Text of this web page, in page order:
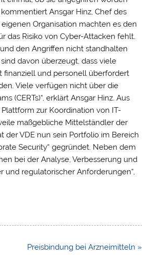
Ansgar Hinz, Chef des
Organisation machten es den
das Risiko von Cyber-Attacken fehlt.
den Angriffen nicht standhalten
davon überzeugt, dass viele
finanziell und personell überfordert
Viele verfügen nicht über die
(CERTs)“, erklärt Ansgar Hinz. Aus
zur Koordination von IT-
maßgebliche Mittelständler der
der VDE nun sein Portfolio im Bereich
Security“ gegründet. Neben dem
bei der Analyse, Verbesserung und
und regulatorischer Anforderungen“,
Preisbindung bei Arzneimitteln »